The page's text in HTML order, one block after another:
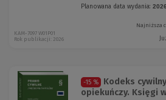
Planowana data wydania:
Najniższa
KAM-7097 W01P01
Rok publikacji: 2026
-15 %
Kodeks
opiekuńczy. Księgi